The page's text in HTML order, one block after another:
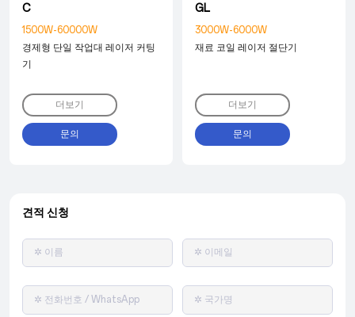
C
1500W-60000W
경제형 단일 작업대 레이저 커팅
기
더보기
문의
GL
3000W-6000W
재료 코일 레이저 절단기
더보기
문의
견적 신청